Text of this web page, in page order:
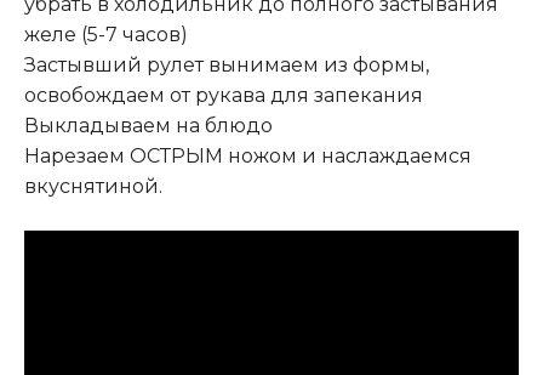
убрать в холодильник до полного застывания
желе (5-7 часов)
Застывший рулет вынимаем из формы,
освобождаем от рукава для запекания
Выкладываем на блюдо
Нарезаем ОСТРЫМ ножом и наслаждаемся
вкуснятиной.